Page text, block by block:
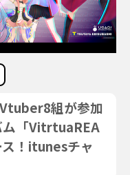
組が参加
ム「VitrtuaREA
！itunesチャ